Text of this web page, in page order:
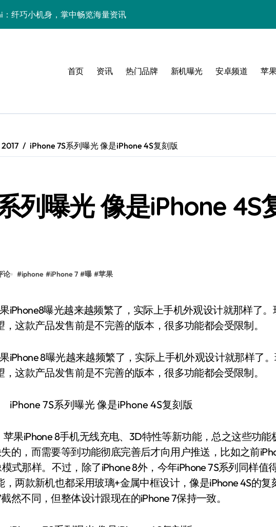
：纤巧小机身，掌中畅览海量资讯
点大揭秘：创新科技，重塑手机新体验！
前瞻：手机管家揭秘折叠屏新惊艳亮点
！定制主题引领潮流新体验
出新高度！
场，时尚与性能双巅峰！
揭秘！优惠全享，高效玩机攻略速看！
首页 资讯 热门品牌 新机曝光 安卓频道 苹
2017 iPhone 7S系列曝光 像是iPhone 4S复刻版
列曝光 像是iPhone 4S
论 #iphone #iPhone 7 #曝 #苹果
这款产品发售前是不完善的版本，很多功能都会受限制。
iPhone 8曝光越来越频繁了，实际上手机外观设计就那样了
这款产品发售前是不完善的版本，很多功能都会受限制。
果iPhone 8手机无线充电、3D特性等新功能，总之这些功能
的，而需要等到功能彻底完善后才向用户推送，比如之前
式那样。不过，除了iPhone 8外，今年iPhone 7S系列同样值
两款新机也都采用玻璃+金属中框设计，像是iPhone 4S的复
然不同，但整体设计跟现在的iPhone 7保持一致。